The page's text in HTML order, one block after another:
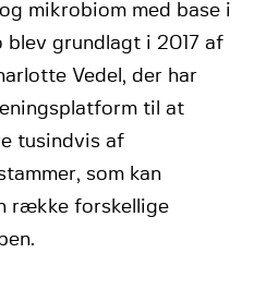
mikrobiom med base i
blev grundlagt i 2017 af
Vedel, der har
til at
tusindvis af
som kan
række forskellige